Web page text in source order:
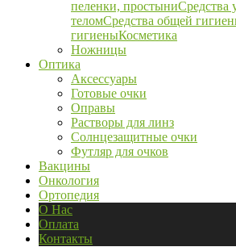
пеленки, простыниСредства
теломСредства общей
гигиеныКосметика
Ножницы
Оптика
Аксессуары
Готовые очки
Оправы
Растворы для линз
Солнцезащитные очки
Футляр для очков
Вакцины
Онкология
Ортопедия
О Нас
Оплата
Контакты